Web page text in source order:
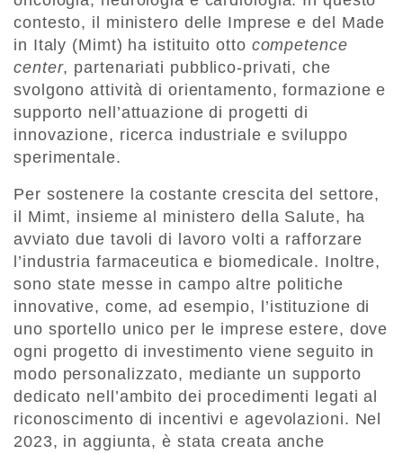
contesto, il ministero delle Imprese e del Made
in Italy (Mimt) ha istituito otto competence
center, partenariati pubblico-privati, che
svolgono attività di orientamento, formazione e
supporto nell’attuazione di progetti di
innovazione, ricerca industriale e sviluppo
sperimentale.
Per sostenere la costante crescita del settore,
il Mimt, insieme al ministero della Salute, ha
avviato due tavoli di lavoro volti a rafforzare
l’industria farmaceutica e biomedicale. Inoltre,
sono state messe in campo altre politiche
innovative, come, ad esempio, l’istituzione di
uno sportello unico per le imprese estere, dove
ogni progetto di investimento viene seguito in
modo personalizzato, mediante un supporto
dedicato nell’ambito dei procedimenti legati al
riconoscimento di incentivi e agevolazioni. Nel
2023, in aggiunta, è stata creata anche